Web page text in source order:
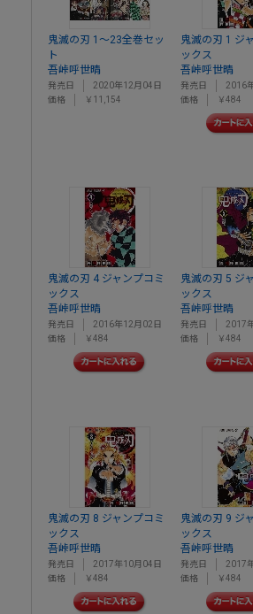
鬼滅の刃 1～23全巻セッ
ト
吾峠呼世晴
発売日
2020年12月04日
価格
￥11,154
鬼滅の刃 1 ジ
ックス
吾峠呼世晴
発売日
2016
価格
￥484
鬼滅の刃 4 ジャンプコミ
ックス
吾峠呼世晴
発売日
2016年12月02日
価格
￥484
鬼滅の刃 5 ジ
ックス
吾峠呼世晴
発売日
2017
価格
￥484
鬼滅の刃 8 ジャンプコミ
ックス
吾峠呼世晴
発売日
2017年10月04日
価格
￥484
鬼滅の刃 9 ジ
ックス
吾峠呼世晴
発売日
2017
価格
￥484